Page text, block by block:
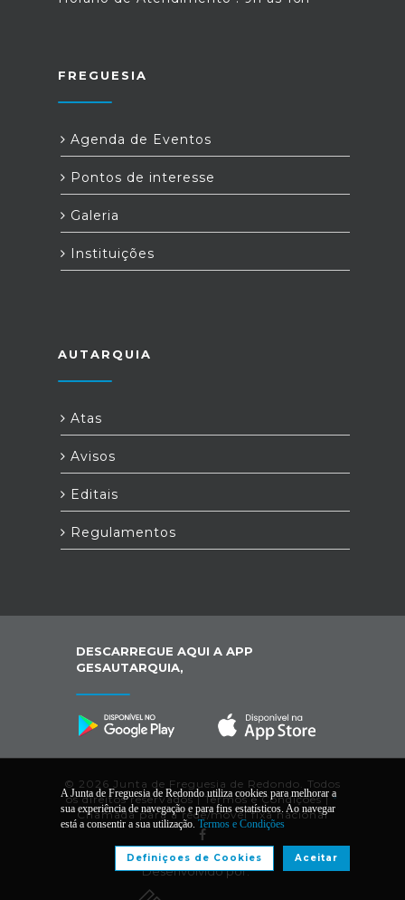
FREGUESIA
Agenda de Eventos
Pontos de interesse
Galeria
Instituições
AUTARQUIA
Atas
Avisos
Editais
Regulamentos
DESCARREGUE AQUI A APP
GESAUTARQUIA,
© 2026 Junta de Freguesia de Redondo. Todos
os direitos reservados |Termos e Condições|*
Chamada para a rede/móvel fixa nacional
Desenvolvido por:
A Junta de Freguesia de Redondo utiliza cookies para melhorar a
sua experiência de navegação e para fins estatísticos. Ao navegar
está a consentir a sua utilização. Termos e Condições
Aceitar
Definiçoes de Cookies